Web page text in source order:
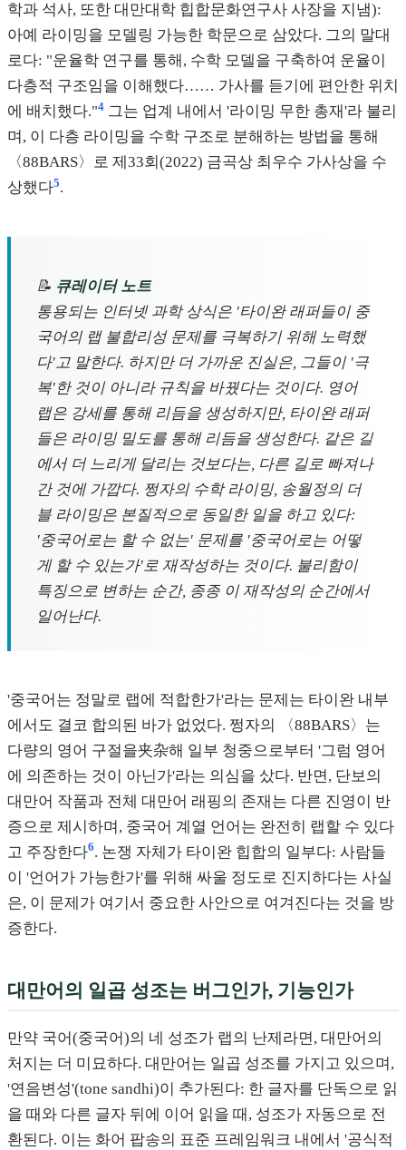
학과 석사, 또한 대만대학 힙합문화연구사 사장을 지냄):
아예 라이밍을 모델링 가능한 학문으로 삼았다. 그의 말대
로다: "운율학 연구를 통해, 수학 모델을 구축하여 운율이
다층적 구조임을 이해했다…… 가사를 듣기에 편안한 위치
에 배치했다."4 그는 업계 내에서 '라이밍 무한 총재'라 불리
며, 이 다층 라이밍을 수학 구조로 분해하는 방법을 통해
〈88BARS〉로 제33회(2022) 금곡상 최우수 가사상을 수
상했다5.
📝 큐레이터 노트
통용되는 인터넷 과학 상식은 '타이완 래퍼들이 중
국어의 랩 불합리성 문제를 극복하기 위해 노력했
다'고 말한다. 하지만 더 가까운 진실은, 그들이 '극
복'한 것이 아니라 규칙을 바꿨다는 것이다. 영어
랩은 강세를 통해 리듬을 생성하지만, 타이완 래퍼
들은 라이밍 밀도를 통해 리듬을 생성한다. 같은 길
에서 더 느리게 달리는 것보다는, 다른 길로 빠져나
간 것에 가깝다. 쩡자의 수학 라이밍, 송월정의 더
블 라이밍은 본질적으로 동일한 일을 하고 있다:
'중국어로는 할 수 없는' 문제를 '중국어로는 어떻
게 할 수 있는가'로 재작성하는 것이다. 불리함이
특징으로 변하는 순간, 종종 이 재작성의 순간에서
일어난다.
'중국어는 정말로 랩에 적합한가'라는 문제는 타이완 내부
에서도 결코 합의된 바가 없었다. 쩡자의 〈88BARS〉는
다량의 영어 구절을夹杂해 일부 청중으로부터 '그럼 영어
에 의존하는 것이 아닌가'라는 의심을 샀다. 반면, 단보의
대만어 작품과 전체 대만어 래핑의 존재는 다른 진영이 반
증으로 제시하며, 중국어 계열 언어는 완전히 랩할 수 있다
고 주장한다6. 논쟁 자체가 타이완 힙합의 일부다: 사람들
이 '언어가 가능한가'를 위해 싸울 정도로 진지하다는 사실
은, 이 문제가 여기서 중요한 사안으로 여겨진다는 것을 방
증한다.
대만어의 일곱 성조는 버그인가, 기능인가
만약 국어(중국어)의 네 성조가 랩의 난제라면, 대만어의
처지는 더 미묘하다. 대만어는 일곱 성조를 가지고 있으며,
'연음변성'(tone sandhi)이 추가된다: 한 글자를 단독으로 읽
을 때와 다른 글자 뒤에 이어 읽을 때, 성조가 자동으로 전
환된다. 이는 화어 팝송의 표준 프레임워크 내에서 '공식적